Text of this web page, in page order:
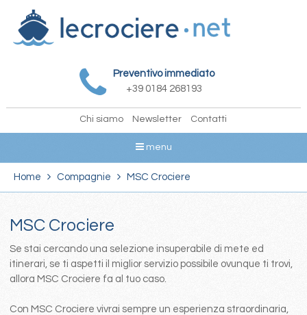
Preventivo immediato
+39 0184 268193
Chi siamo Newsletter Contatti
menu
Home Compagnie MSC Crociere
MSC Crociere
Se stai cercando una selezione insuperabile di mete ed
itinerari, se ti aspetti il miglior servizio possibile ovunque ti trovi,
allora MSC Crociere fa al tuo caso.
Con MSC Crociere vivrai sempre un esperienza straordinaria,